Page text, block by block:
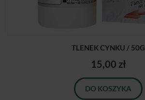
TLENEK CYNKU / 50G
15,00 zł
DO KOSZYKA